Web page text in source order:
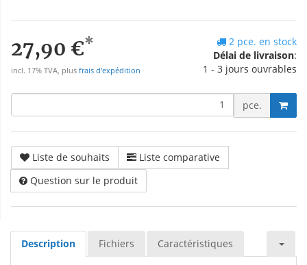
27,90 €*
incl. 17% TVA, plus frais d'expédition
2 pce. en stock
Délai de livraison:
1 - 3 jours ouvrables
pce.
Liste de souhaits
Liste comparative
Question sur le produit
Description Fichiers Caractéristiques